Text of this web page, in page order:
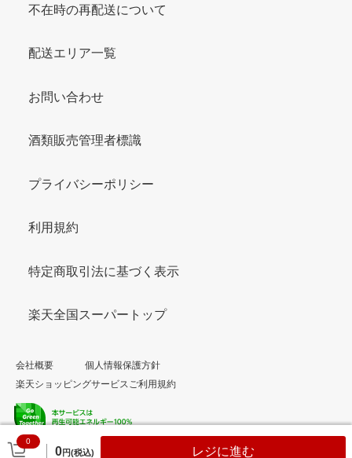
0
0円(税込) レジに進む
不在時の再配送について
配送エリア一覧
お問い合わせ
酒類販売管理者標識
プライバシーポリシー
利用規約
特定商取引法に基づく表示
楽天全国スーパートップ
会社概要
個人情報保護方針
楽天ショッピングサービスご利用規約
© Rakuten Group, Inc.